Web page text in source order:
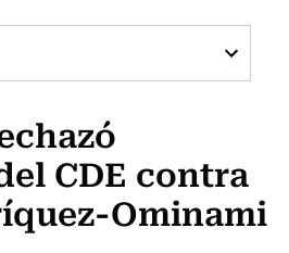
TV Usach
CDE contra
Ominami